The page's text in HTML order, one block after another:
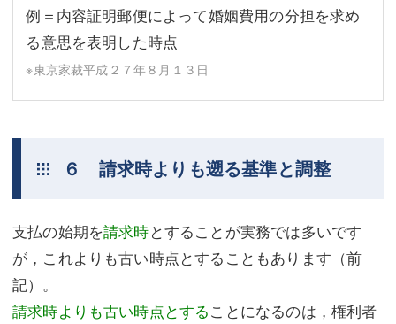
例＝内容証明郵便によって婚姻費用の分担を求め
る意思を表明した時点
※東京家裁平成２７年８月１３日
６ 請求時よりも遡る基準と調整
支払の始期を請求時とすることが実務では多いです
が，これよりも古い時点とすることもあります（前
記）。
請求時よりも古い時点とすることになるのは，権利者